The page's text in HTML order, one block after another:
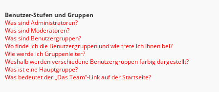
Benutzer-Stufen und Gruppen
Was sind Administratoren?
Was sind Moderatoren?
Was sind Benutzergruppen?
Wo finde ich die Benutzergruppen und wie trete ich ihnen bei?
Wie werde ich Gruppenleiter?
Weshalb werden verschiedene Benutzergruppen farbig dargestellt?
Was ist eine Hauptgruppe?
Was bedeutet der „Das Team“-Link auf der Startseite?